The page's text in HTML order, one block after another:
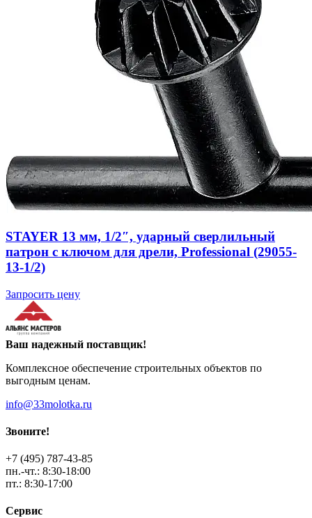
STAYER 13 мм, 1/2″, ударный сверлильный
патрон с ключом для дрели, Professional (29055-
13-1/2)
Запросить цену
Ваш надежный поставщик!
Комплексное обеспечение строительных объектов по
выгодным ценам.
info@33molotka.ru
Звоните!
+7 (495) 787-43-85
пн.-чт.: 8:30-18:00
пт.: 8:30-17:00
Сервис